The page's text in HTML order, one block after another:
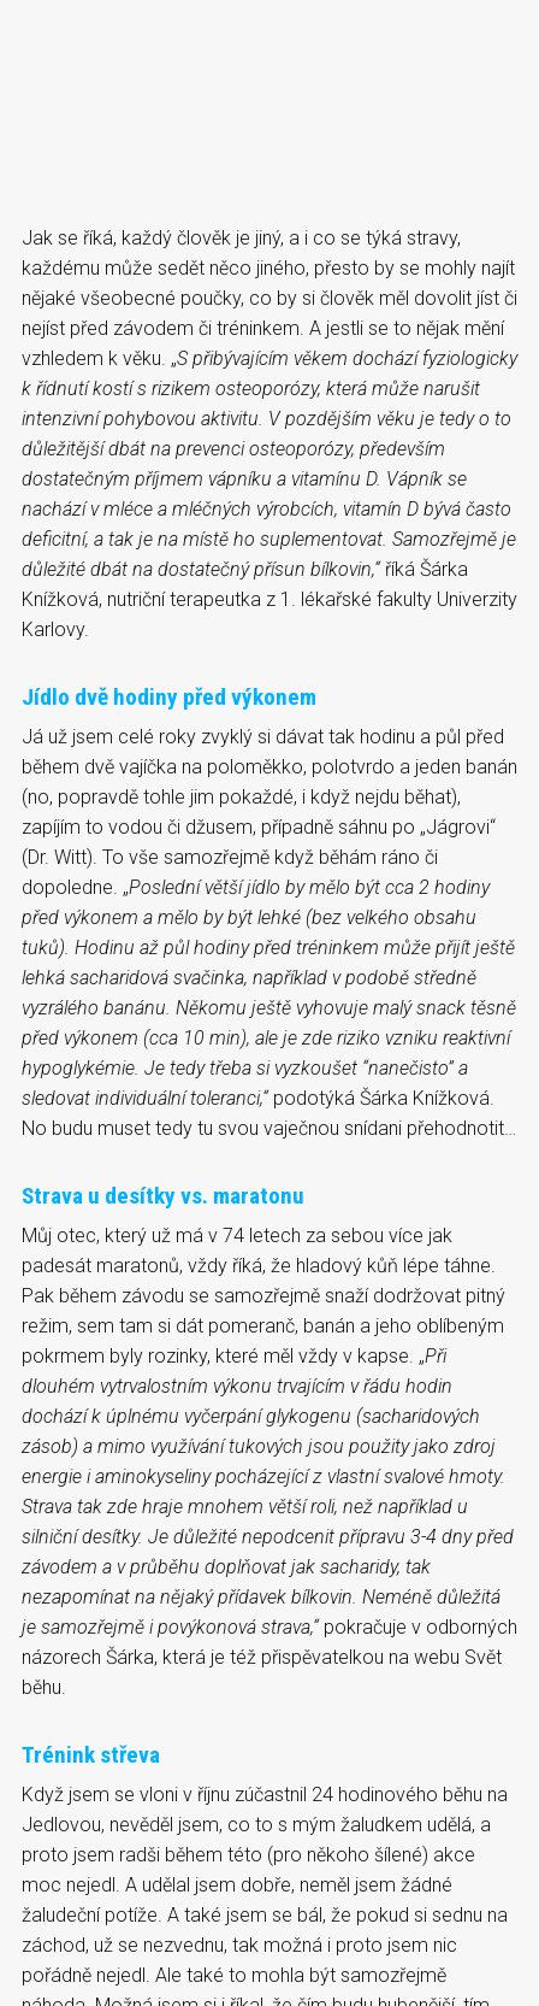
Jak se říká, každý člověk je jiný, a i co se týká stravy,
každému může sedět něco jiného, přesto by se mohly najít
nějaké všeobecné poučky, co by si člověk měl dovolit jíst či
nejíst před závodem či tréninkem. A jestli se to nějak mění
vzhledem k věku. „S přibývajícím věkem dochází fyziologicky
k řídnutí kostí s rizikem osteoporózy, která může narušit
intenzivní pohybovou aktivitu. V pozdějším věku je tedy o to
důležitější dbát na prevenci osteoporózy, především
dostatečným příjmem vápníku a vitamínu D. Vápník se
nachází v mléce a mléčných výrobcích, vitamín D bývá často
deficitní, a tak je na místě ho suplementovat. Samozřejmě je
důležité dbát na dostatečný přísun bílkovin,“ říká Šárka
Knížková, nutriční terapeutka z 1. lékařské fakulty Univerzity
Karlovy.
Jídlo dvě hodiny před výkonem
Já už jsem celé roky zvyklý si dávat tak hodinu a půl před
během dvě vajíčka na poloměkko, polotvrdo a jeden banán
(no, popravdě tohle jim pokaždé, i když nejdu běhat),
zapíjím to vodou či džusem, případně sáhnu po „Jágrovi“
(Dr. Witt). To vše samozřejmě když běhám ráno či
dopoledne. „Poslední větší jídlo by mělo být cca 2 hodiny
před výkonem a mělo by být lehké (bez velkého obsahu
tuků). Hodinu až půl hodiny před tréninkem může přijít ještě
lehká sacharidová svačinka, například v podobě středně
vyzrálého banánu. Někomu ještě vyhovuje malý snack těsně
před výkonem (cca 10 min), ale je zde riziko vzniku reaktivní
hypoglykémie. Je tedy třeba si vyzkoušet “nanečisto” a
sledovat individuální toleranci,“ podotýká Šárka Knížková.
No budu muset tedy tu svou vaječnou snídani přehodnotit…
Strava u desítky vs. maratonu
Můj otec, který už má v 74 letech za sebou více jak
padesát maratonů, vždy říká, že hladový kůň lépe táhne.
Pak během závodu se samozřejmě snaží dodržovat pitný
režim, sem tam si dát pomeranč, banán a jeho oblíbeným
pokrmem byly rozinky, které měl vždy v kapse. „Při
dlouhém vytrvalostním výkonu trvajícím v řádu hodin
dochází k úplnému vyčerpání glykogenu (sacharidových
zásob) a mimo využívání tukových jsou použity jako zdroj
energie i aminokyseliny pocházející z vlastní svalové hmoty.
Strava tak zde hraje mnohem větší roli, než například u
silniční desítky. Je důležité nepodcenit přípravu 3-4 dny před
závodem a v průběhu doplňovat jak sacharidy, tak
nezapomínat na nějaký přídavek bílkovin. Neméně důležitá
je samozřejmě i povýkonová strava,“ pokračuje v odborných
názorech Šárka, která je též přispěvatelkou na webu Svět
běhu.
Trénink střeva
Když jsem se vloni v říjnu zúčastnil 24 hodinového běhu na
Jedlovou, nevěděl jsem, co to s mým žaludkem udělá, a
proto jsem radši během této (pro někoho šílené) akce
moc nejedl. A udělal jsem dobře, neměl jsem žádné
žaludeční potíže. A také jsem se bál, že pokud si sednu na
záchod, už se nezvednu, tak možná i proto jsem nic
pořádně nejedl. Ale také to mohla být samozřejmě